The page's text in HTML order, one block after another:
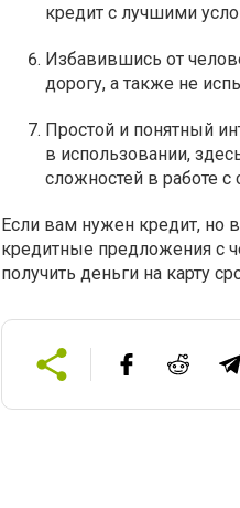
кредит с лучшими
Избавившись от
дорогу, а также не
Простой и понятный
в использовании,
сложностей в работе с
Если вам нужен кредит, но
кредитные предложения с
получить деньги на карту